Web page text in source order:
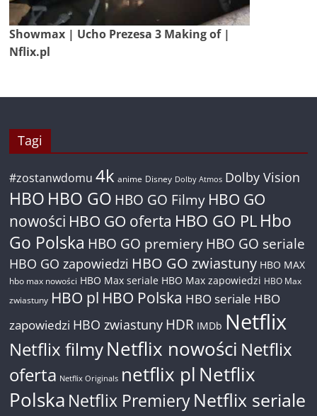
Showmax | Ucho Prezesa 3 Making of |
Nflix.pl
Tagi
#zostanwdomu 4k anime Disney Dolby Atmos Dolby Vision
HBO HBO GO HBO GO Filmy HBO GO
nowości HBO GO oferta HBO GO PL Hbo
Go Polska HBO GO premiery HBO GO seriale
HBO GO zapowiedzi HBO GO zwiastuny HBO MAX
hbo max nowości HBO Max seriale HBO Max zapowiedzi HBO Max
zwiastuny HBO pl HBO Polska HBO seriale HBO
zapowiedzi HBO zwiastuny HDR IMDb Netflix
Netflix filmyNetflix nowości Netflix
oferta Netflix Originals netflix pl Netflix
Polska Netflix PremieryNetflix seriale